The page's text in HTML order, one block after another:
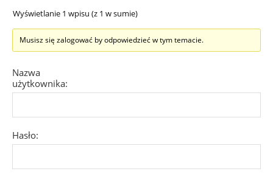
Wyświetlanie 1 wpisu (z 1 w sumie)
Musisz się zalogować by odpowiedzieć w tym temacie.
Nazwa
użytkownika:
Hasło: